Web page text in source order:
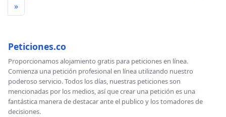
»
Peticiones.co
Proporcionamos alojamiento gratis para peticiones en línea.
Comienza una petición profesional en línea utilizando nuestro
poderoso servicio. Todos los días, nuestras peticiones son
mencionadas por los medios, así que crear una petición es una
fantástica manera de destacar ante el publico y los tomadores de
decisiones.